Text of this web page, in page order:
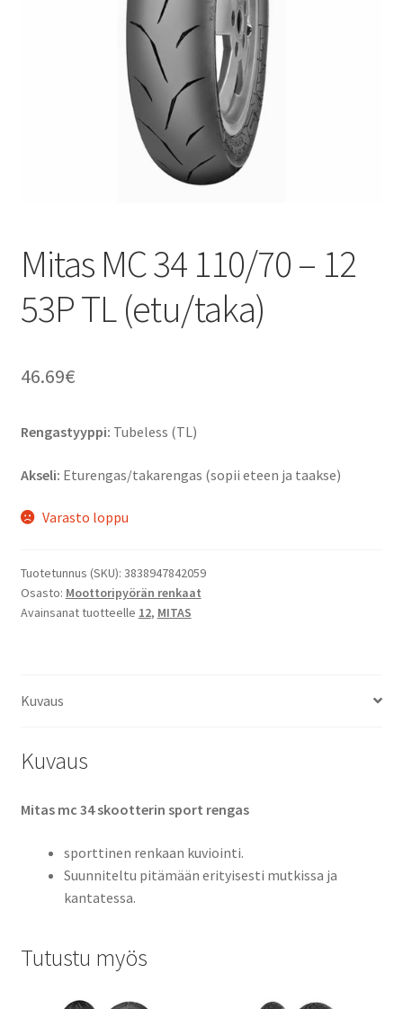
Mitas MC 34 110/70 – 12
53P TL (etu/taka)
46.69€
Rengastyyppi: Tubeless (TL)
Akseli: Eturengas/takarengas (sopii eteen ja taakse)
Varasto loppu
Tuotetunnus (SKU): 3838947842059
Osasto: Moottoripyörän renkaat
Avainsanat tuotteelle 12, MITAS
Kuvaus
Kuvaus
Mitas mc 34 skootterin sport rengas
sporttinen renkaan kuviointi.
Suunniteltu pitämään erityisesti mutkissa ja
kantatessa.
Tutustu myös